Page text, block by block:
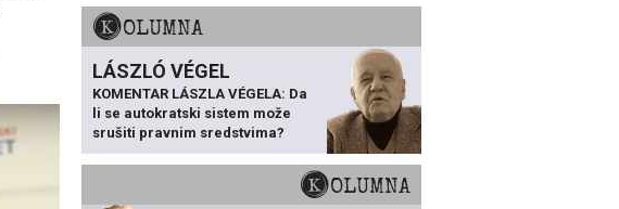
KOLUMNA
LÁSZLÓ VÉGEL
KOMENTAR LÁSZLA VÉGELA: Da
li se autokratski sistem može
srušiti pravnim sredstvima?
KOLUMNA